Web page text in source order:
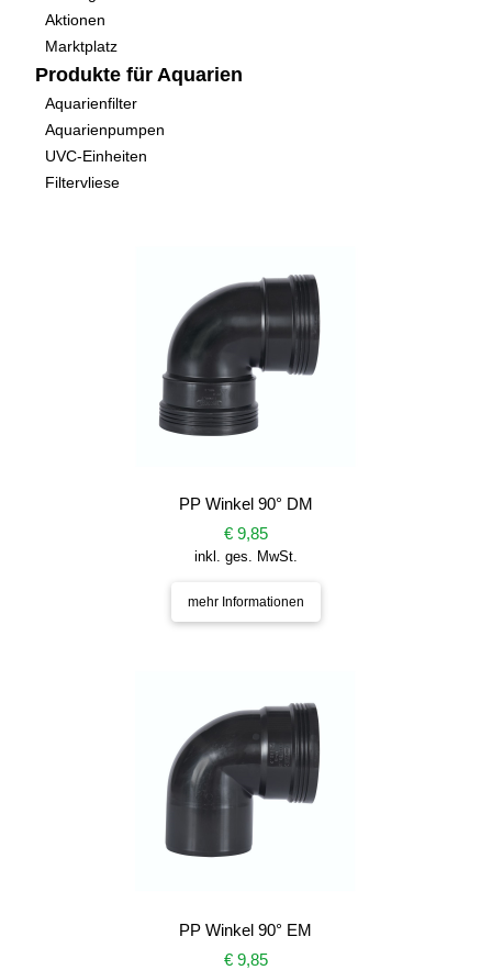
Aktionen
Marktplatz
Produkte für Aquarien
Aquarienfilter
Aquarienpumpen
UVC-Einheiten
Filtervliese
PP Winkel 90° DM
€ 9,85
inkl. ges. MwSt.
mehr Informationen
PP Winkel 90° EM
€ 9,85